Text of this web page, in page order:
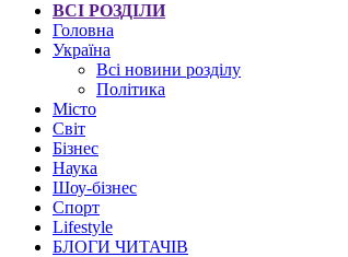
ВСІ РОЗДІЛИ
Головна
Україна
Всі новини розділу
Політика
Місто
Світ
Бізнес
Наука
Шоу-бізнес
Спорт
Lifestyle
БЛОГИ ЧИТАЧІВ